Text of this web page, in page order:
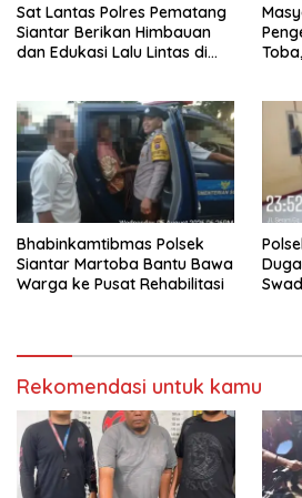
Sat Lantas Polres Pematang
Siantar Berikan Himbauan
dan Edukasi Lalu Lintas di
Bhabinkamtibmas Polsek
Siantar Martoba Bantu Bawa
Warga ke Pusat Rehabilitasi
Rekomendasi untuk kamu